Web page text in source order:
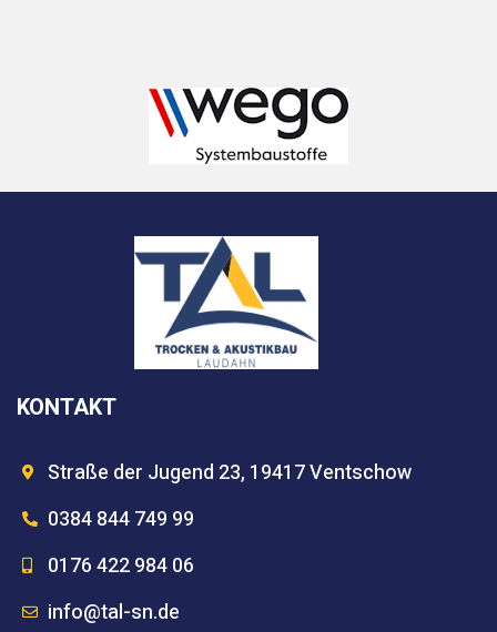
KONTAKT
Straße der Jugend 23, 19417 Ventschow
0384 844 749 99
0176 422 984 06
info@tal-sn.de